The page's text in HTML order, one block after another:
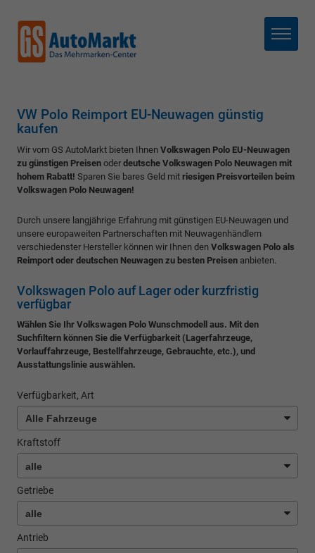
Menü
VW Polo Reimport EU-Neuwagen günstig
kaufen
Wir vom GS AutoMarkt bieten Ihnen Volkswagen Polo EU-Neuwagen
zu günstigen Preisen oder deutsche Volkswagen Polo Neuwagen mit
hohem Rabatt! Sparen Sie bares Geld mit riesigen Preisvorteilen beim
Volkswagen Polo Neuwagen!
Durch unsere langjährige Erfahrung mit günstigen EU-Neuwagen und
unsere europaweiten Partnerschaften mit Neuwagenhändlern
verschiedenster Hersteller können wir Ihnen den Volkswagen Polo als
Reimport oder deutschen Neuwagen zu besten Preisen anbieten.
Volkswagen Polo auf Lager oder kurzfristig
verfügbar
Wählen Sie Ihr Volkswagen Polo Wunschmodell aus. Mit den
Suchfiltern können Sie die Verfügbarkeit (Lagerfahrzeuge,
Vorlauffahrzeuge, Bestellfahrzeuge, Gebrauchte, etc.), und
Ausstattungslinie auswählen.
Verfügbarkeit, Art
Kraftstoff
Getriebe
Antrieb